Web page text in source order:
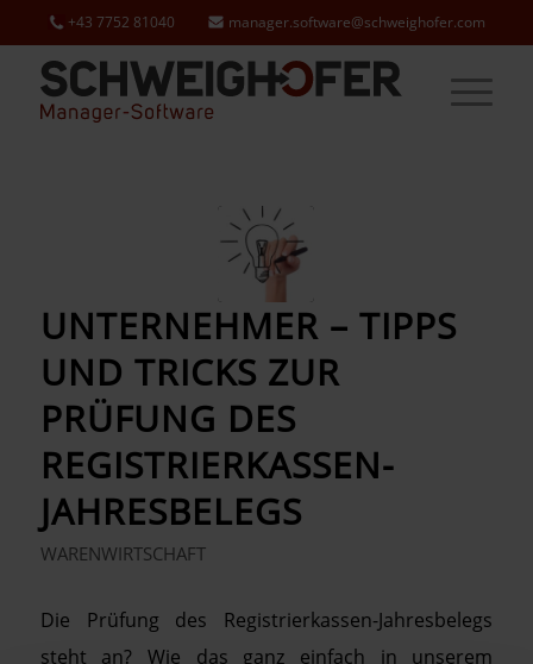
+43 7752 81040 manager.software@schweighofer.com
UNTERNEHMER – TIPPS
UND TRICKS ZUR
PRÜFUNG DES
REGISTRIERKASSEN-
JAHRESBELEGS
WARENWIRTSCHAFT
Die Prüfung des Registrierkassen-Jahresbelegs
steht an? Wie das ganz einfach in unserem